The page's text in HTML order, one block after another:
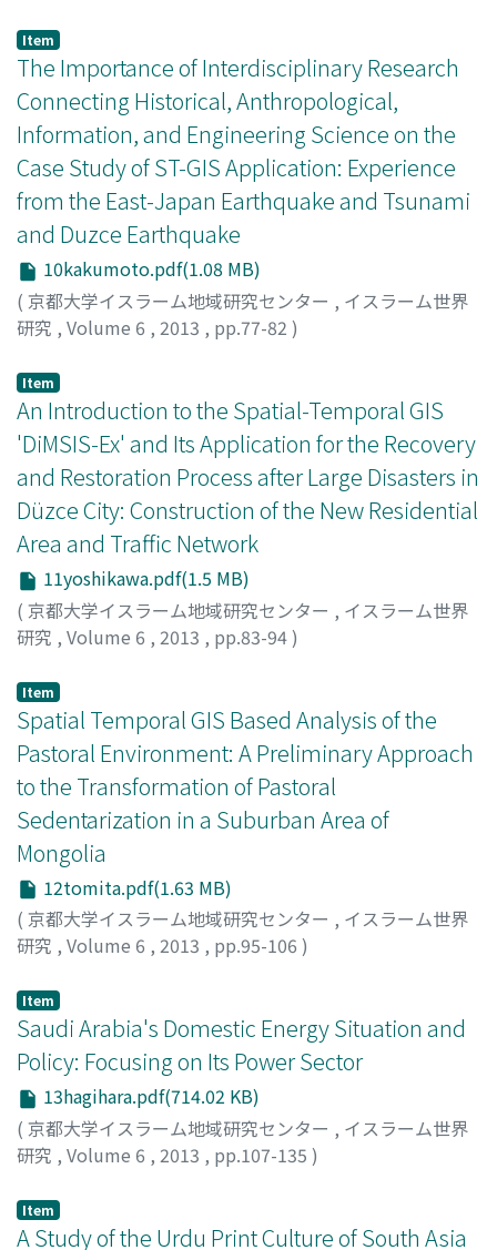
Item
The Importance of Interdisciplinary Research
Connecting Historical, Anthropological,
Information, and Engineering Science on the
Case Study of ST-GIS Application: Experience
from the East-Japan Earthquake and Tsunami
and Duzce Earthquake
10kakumoto.pdf(1.08 MB)
( 京都大学イスラーム地域研究センター , イスラーム世界
研究 , Volume 6 , 2013 , pp.77-82 )
Yoshio
Item
An Introduction to the Spatial-Temporal GIS
'DiMSIS-Ex' and Its Application for the Recovery
and Restoration Process after Large Disasters in
Düzce City: Construction of the New Residential
Area and Traffic Network
11yoshikawa.pdf(1.5 MB)
( 京都大学イスラーム地域研究センター , イスラーム世界
研究 , Volume 6 , 2013 , pp.83-94)
Shigeru
Item
Spatial Temporal GIS Based Analysis of the
Pastoral Environment: A Preliminary Approach
to the Transformation of Pastoral
Sedentarization in a Suburban Area of
Mongolia
12tomita.pdf(1.63 MB)
( 京都大学イスラーム地域研究センター , イスラーム世界
研究 , Volume 6 , 2013 , pp.95-106 )
Item
Saudi Arabia's Domestic Energy Situation and
Policy: Focusing on Its Power Sector
13hagihara.pdf(714.02 KB)
( 京都大学イスラーム地域研究センター , イスラーム世界
研究 , Volume 6 , 2013 , pp.107-135 )
Item
A Study of the Urdu Print Culture of South Asia